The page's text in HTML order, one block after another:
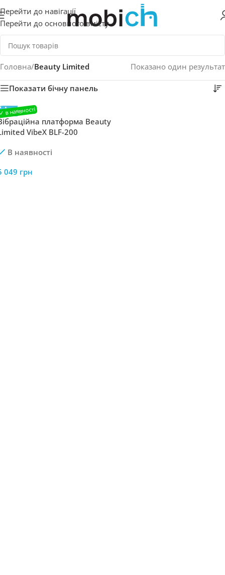
Перейти до навігації
Перейти до основного вмісту
Головна/Beauty Limited Показано один результат
Показати бічну панель
платформа Beauty
VibeX BLF-200
В наявності
049 грн